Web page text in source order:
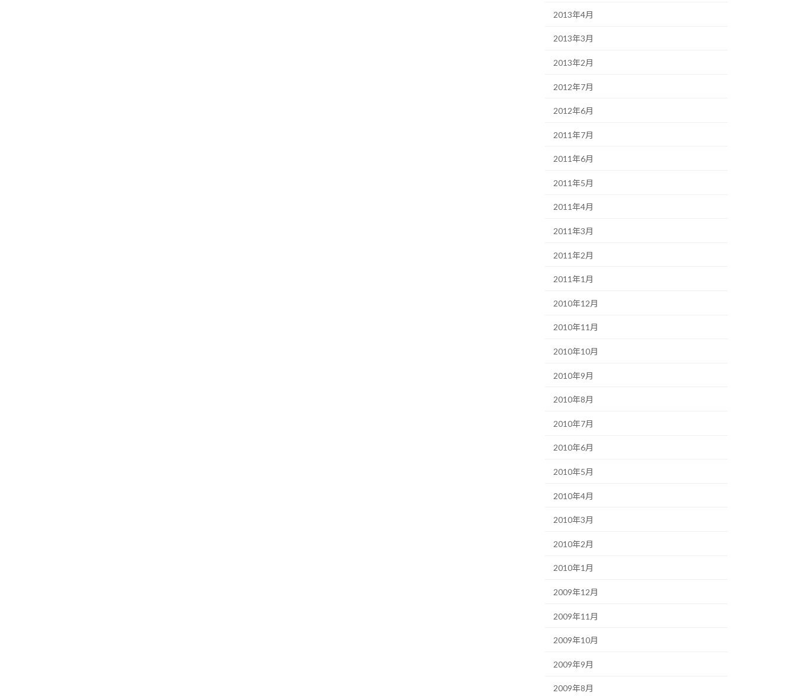
2013年4月
2013年3月
2013年2月
2012年7月
2012年6月
2011年7月
2011年6月
2011年5月
2011年4月
2011年3月
2011年2月
2011年1月
2010年12月
2010年11月
2010年10月
2010年9月
2010年8月
2010年7月
2010年6月
2010年5月
2010年4月
2010年3月
2010年2月
2010年1月
2009年12月
2009年11月
2009年10月
2009年9月
2009年8月